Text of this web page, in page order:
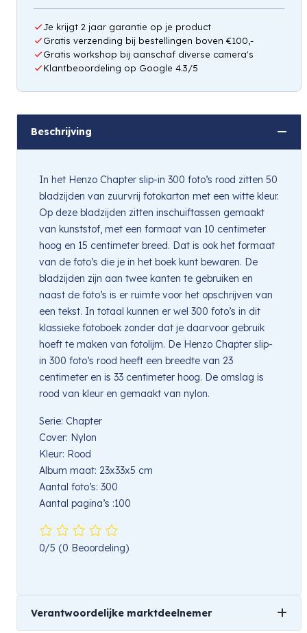
Je krijgt 2 jaar garantie op je product
Gratis verzending bij bestellingen boven €100,-
Gratis workshop bij aanschaf diverse camera's
Klantbeoordeling op Google 4.3/5
Beschrijving
In het Henzo Chapter slip-in 300 foto’s rood zitten 50
bladzijden van zuurvrij fotokarton met een witte kleur.
Op deze bladzijden zitten inschuiftassen gemaakt
van kunststof, met een formaat van 10 centimeter
hoog en 15 centimeter breed. Dat is ook het formaat
van de foto’s die je in het boek kunt bewaren. De
bladzijden zijn aan twee kanten te gebruiken en
naast de foto’s is er ruimte voor het opschrijven van
een tekst. In totaal kunnen er wel 300 foto’s in dit
klassieke fotoboek zonder dat je daarvoor gebruik
hoeft te maken van fotolijm. De Henzo Chapter slip-
in 300 foto’s rood heeft een breedte van 23
centimeter en is 33 centimeter hoog. De omslag is
rood van kleur en gemaakt van nylon.
Serie: Chapter
Cover: Nylon
Kleur: Rood
Album maat: 23x33x5 cm
Aantal foto’s: 300
Aantal pagina’s :100
0/5 (0 Beoordeling)
Verantwoordelijke marktdeelnemer